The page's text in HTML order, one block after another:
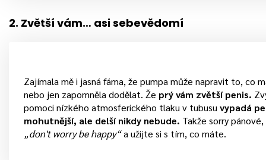
2. Zvětší vám… asi sebevědomí
Zajímala mě i jasná fáma, že pumpa může napravit to, co
nebo jen zapomněla dodělat. Že prý vám zvětší penis.
pomoci nízkého atmosferického tlaku v tubusuvypadá
mohutnější, ale delší nikdy nebude. Takže sorry
„don't worry be happy“a užijte si s tím, co máte.